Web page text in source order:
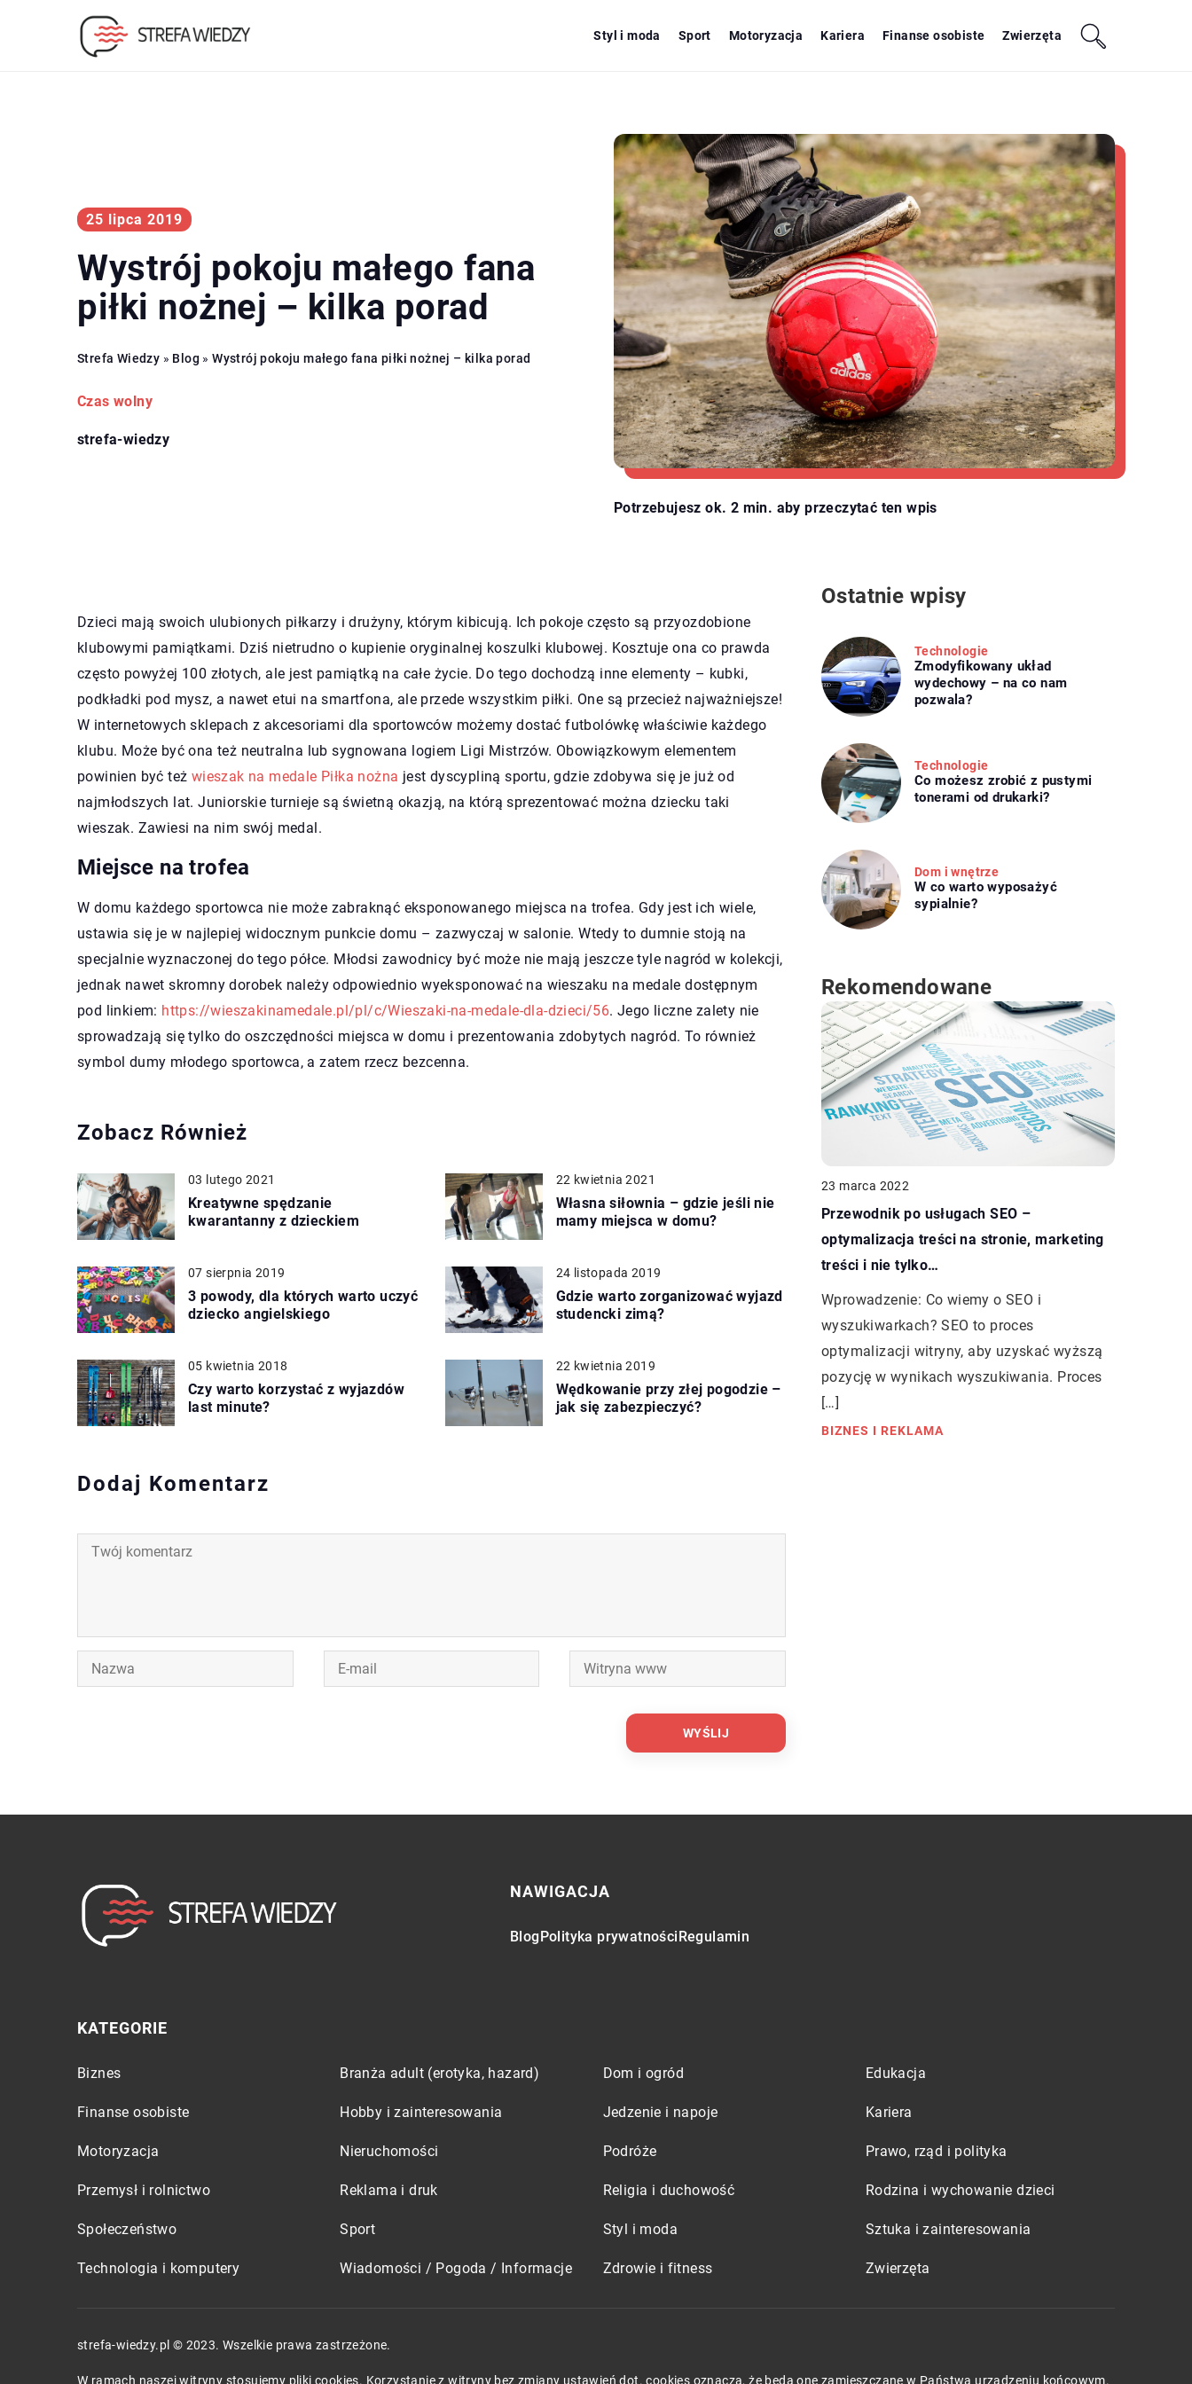
Styl i moda Sport Motoryzacja Kariera Finanse osobiste Zwierzęta
25 lipca 2019
Wystrój pokoju małego fana
piłki nożnej – kilka porad
Strefa Wiedzy » Blog »Wystrój pokoju małego fana piłki nożnej – kilka porad
Czas wolny
strefa-wiedzy
Potrzebujesz ok. 2 min. aby przeczytać ten wpis
Dzieci mają swoich ulubionych piłkarzy i drużyny, którym kibicują. Ich pokoje często są przyozdobione
klubowymi pamiątkami. Dziś nietrudno o kupienie oryginalnej koszulki klubowej. Kosztuje ona co prawda
często powyżej 100 złotych, ale jest pamiątką na całe życie. Do tego dochodzą inne elementy – kubki,
podkładki pod mysz, a nawet etui na smartfona, ale przede wszystkim piłki. One są przecież najważniejsze!
W internetowych sklepach z akcesoriami dla sportowców możemy dostać futbolówkę właściwie każdego
klubu. Może być ona też neutralna lub sygnowana logiem Ligi Mistrzów. Obowiązkowym elementem
powinien być też wieszak na medale Piłka nożna jest dyscypliną sportu, gdzie zdobywa się je już od
najmłodszych lat. Juniorskie turnieje są świetną okazją, na którą sprezentować można dziecku taki
wieszak. Zawiesi na nim swój medal.
Miejsce na trofea
W domu każdego sportowca nie może zabraknąć eksponowanego miejsca na trofea. Gdy jest ich wiele,
ustawia się je w najlepiej widocznym punkcie domu – zazwyczaj w salonie. Wtedy to dumnie stoją na
specjalnie wyznaczonej do tego półce. Młodsi zawodnicy być może nie mają jeszcze tyle nagród w kolekcji,
jednak nawet skromny dorobek należy odpowiednio wyeksponować na wieszaku na medale dostępnym
pod linkiem: https://wieszakinamedale.pl/pl/c/Wieszaki-na-medale-dla-dzieci/56. Jego liczne zalety nie
sprowadzają się tylko do oszczędności miejsca w domu i prezentowania zdobytych nagród. To również
symbol dumy młodego sportowca, a zatem rzecz bezcenna.
Zobacz Również
03 lutego 2021
Kreatywne spędzanie
kwarantanny z dzieckiem
22 kwietnia 2021
Własna siłownia – gdzie jeśli nie
mamy miejsca w domu?
07 sierpnia 2019
3 powody, dla których warto uczyć
dziecko angielskiego
24 listopada 2019
Gdzie warto zorganizować wyjazd
studencki zimą?
05 kwietnia 2018
Czy warto korzystać z wyjazdów
last minute?
22 kwietnia 2019
Wędkowanie przy złej pogodzie –
jak się zabezpieczyć?
Dodaj Komentarz
Ostatnie wpisy
Technologie
Zmodyfikowany układ
wydechowy – na co nam
pozwala?
Technologie
Co możesz zrobić z pustymi
tonerami od drukarki?
Dom i wnętrze
W co warto wyposażyć
sypialnie?
Rekomendowane
23 marca 2022
Przewodnik po usługach SEO –
optymalizacja treści na stronie, marketing
treści i nie tylko…
Wprowadzenie: Co wiemy o SEO i
wyszukiwarkach? SEO to proces
optymalizacji witryny, aby uzyskać wyższą
pozycję w wynikach wyszukiwania. Proces
[…]
BIZNES I REKLAMA
NAWIGACJA
BlogPolityka prywatnościRegulamin
KATEGORIE
Biznes Branża adult (erotyka, hazard) Dom i ogród Edukacja
Finanse osobiste Hobby i zainteresowania Jedzenie i napoje Kariera
Motoryzacja Nieruchomości Podróże Prawo, rząd i polityka
Przemysł i rolnictwo Reklama i druk Religia i duchowość Rodzina i wychowanie dzieci
Społeczeństwo Sport Styl i moda Sztuka i zainteresowania
Technologia i komputery Wiadomości / Pogoda / Informacje Zdrowie i fitness Zwierzęta
strefa-wiedzy.pl © 2023. Wszelkie prawa zastrzeżone.
W ramach naszej witryny stosujemy pliki cookies. Korzystanie z witryny bez zmiany ustawień dot. cookies oznacza, że będą one zamieszczane w Państwa urządzeniu końcowym.